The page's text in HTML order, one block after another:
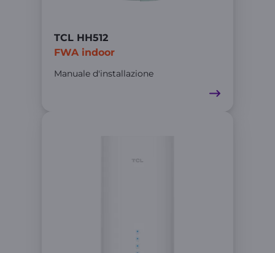
TCL HH512
FWA indoor
Manuale d'installazione